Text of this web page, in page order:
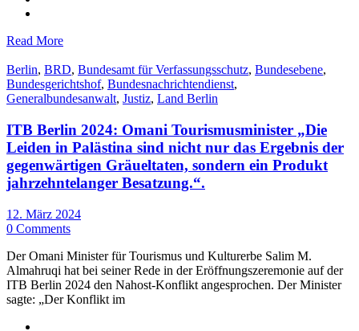
Read More
Berlin, BRD, Bundesamt für Verfassungsschutz, Bundesebene,
Bundesgerichtshof, Bundesnachrichtendienst,
Generalbundesanwalt, Justiz, Land Berlin
ITB Berlin 2024: Omani Tourismusminister „Die
Leiden in Palästina sind nicht nur das Ergebnis der
gegenwärtigen Gräueltaten, sondern ein Produkt
jahrzehntelanger Besatzung.“.
12. März 2024
0 Comments
Der Omani Minister für Tourismus und Kulturerbe Salim M.
Almahruqi hat bei seiner Rede in der Eröffnungszeremonie auf der
ITB Berlin 2024 den Nahost-Konflikt angesprochen. Der Minister
sagte: „Der Konflikt im